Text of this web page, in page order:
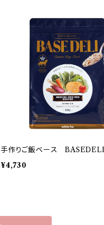
手作りご飯ベース
¥4,730